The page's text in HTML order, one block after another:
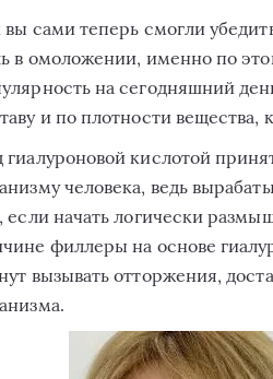
вы сами теперь смогли
в омоложении, именно по
на сегодняшний
и по плотности вещества,
гиалуроновой кислотой
человека, ведь
если начать логически
филлеры на основе
вызывать отторжения,